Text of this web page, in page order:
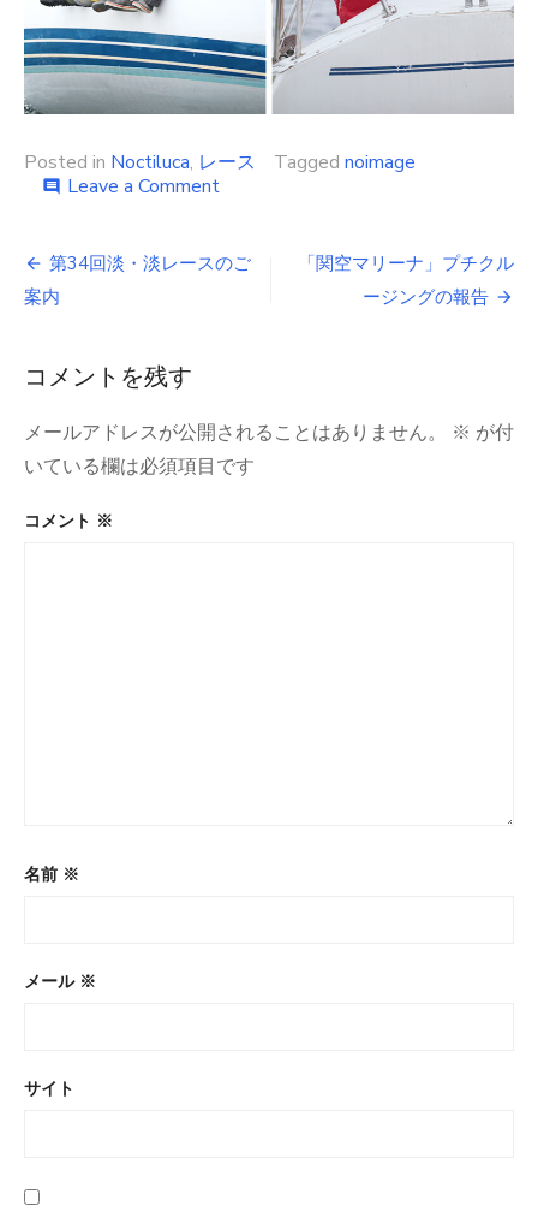
Posted in Noctiluca, レース Tagged noimage
comment Leave a Commenton
レ
投
稿
ビ
ゲ
ー
シ
第34回淡・淡レースのご
案内
「関空マリーナ」プチクル
ージングの報告
コメントを残す
メールアドレスが公開されることはありません。 ※ が付
いている欄は必須項目です
コメント ※
名前 ※
メール ※
サイト